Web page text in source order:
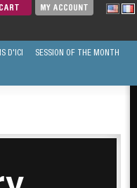
CART MY ACCOUNT
D'ICI SESSION OF THE MONTH